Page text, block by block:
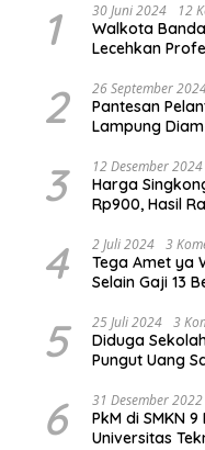
1 30 Juni 2024 12
Walkota
Lecehkan
2 26 September
Pantesan
Lampung
3 12 Desember 2024
Harga
Rp900, Hasil
Lampung
4 2 Juli 2024 3
Tega Amet ya
Selain Gaji 13
Dibayar
5 25 Juli 2024 3
Diduga
Pungut Uang
6 31 Desember 2022
PkM di SMKN
Universitas